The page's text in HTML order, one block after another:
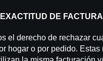
DE
el derecho de rechazar
hogar o por pedido.